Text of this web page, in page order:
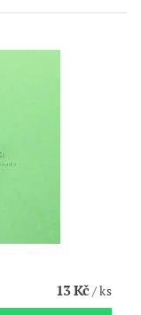
13 Kč/ ks